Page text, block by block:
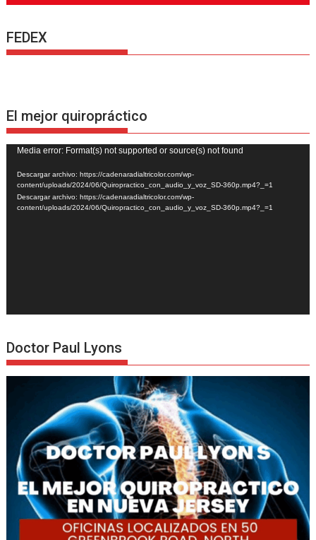
FEDEX
El mejor quiropráctico
Reproductor
de
vídeo
Media error: Format(s) not supported or source(s) not found
Descargar archivo: https://cadenaradialtricolor.com/wp-
content/uploads/2024/06/Quiropractico_con_audio_y_voz_SD-360p.mp4?_=1
Descargar archivo: https://cadenaradialtricolor.com/wp-
content/uploads/2024/06/Quiropractico_con_audio_y_voz_SD-360p.mp4?_=1
Doctor Paul Lyons